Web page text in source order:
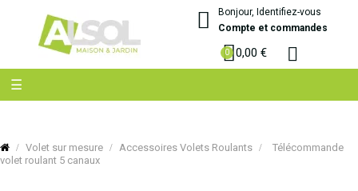
Bonjour, Identifiez-vous
Compte et commandes
0,00 €
Basculer
la
☰
Volet sur mesure Accessoires Volets Roulants
Télécommande
volet roulant 5 canaux